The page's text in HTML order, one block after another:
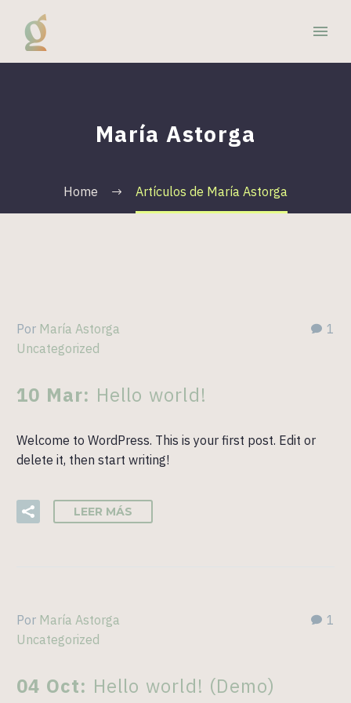
María Astorga
Home Artículos de María Astorga
1
Por María Astorga
Uncategorized
10 Mar: Hello world!
Welcome to WordPress. This is your first post. Edit or
delete it, then start writing!
LEER MÁS
1
Por María Astorga
Uncategorized
04 Oct: Hello world! (Demo)